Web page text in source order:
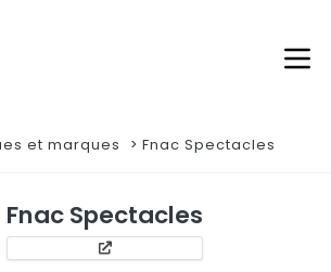
et marques Fnac Spectacles
Fnac Spectacles